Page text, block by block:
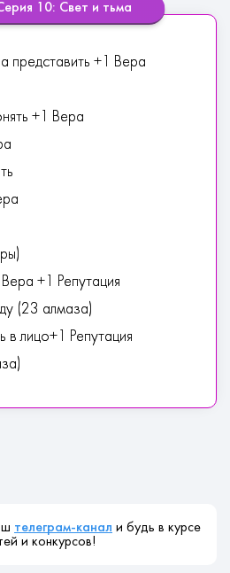
10: Свет и тьма
представить +1 Вера
+1 Вера
+1 Репутация
(23 алмаза)
лицо+1 Репутация
телеграм-канал и будь в курсе
и конкурсов!